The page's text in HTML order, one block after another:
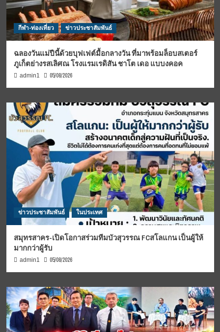
กีฬา-ท่องเที่ยว ข่าวประชาสัมพันธ์
ฉลองวันแม่ปีนี้ด้วยบุฟเฟต์มื้อกลางวัน ที่มาพร้อมล็อบสเตอร์
ภูเก็ตย่างรสเลิศณ โรงแรมเรดิสัน ชาโต เดอ แบบงคอค
admin1 05/08/2026
ข่าวประชาสัมพันธ์ ในประเทศ
สมุทรสาคร-เปิดโอกาสร่วมทีมบัวสุวรรณ FCสโลแกน เป็นผู้ให้
มากกว่าผู้รับ
admin1 05/08/2026